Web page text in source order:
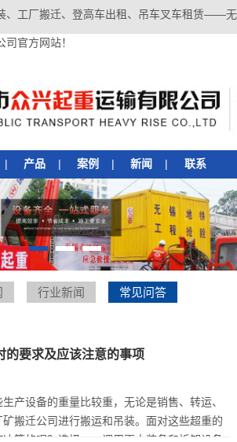
、工厂搬迁、登高车出租、吊车叉车租赁——无
官方网站！
| 产品 | 案例 | 新闻 | 联系
1 2 3
行业新闻 常见问答
的要求及应该注意的事项
产设备的重量比较重，无论是销售、转运、
搬迁公司进行搬运和吊装。面对这些超重的